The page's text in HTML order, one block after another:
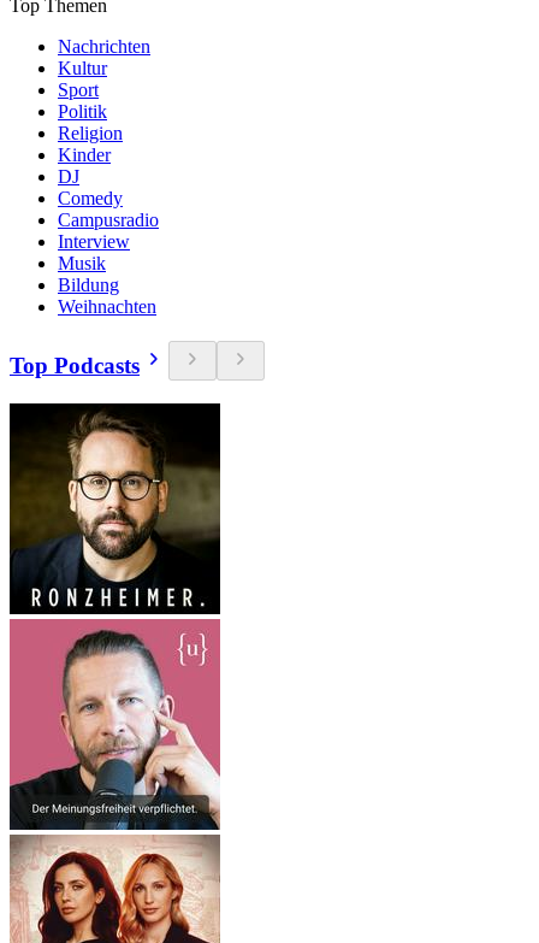
Top Themen
Nachrichten
Kultur
Sport
Politik
Religion
Kinder
DJ
Comedy
Campusradio
Interview
Musik
Bildung
Weihnachten
Top Podcasts